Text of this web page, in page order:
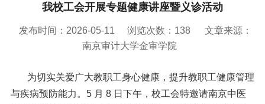
招生就业
党建工作
我校工会开展专题健康讲座暨义诊活动
发布时间：2026-05-11 浏览次数： 138
文章来源：
南京审计大学金审学院
为切实关爱广大教职工身心健康，提升教职工健康管理
与疾病预防能力。5 月 8 日下午，校工会特邀请南京中医